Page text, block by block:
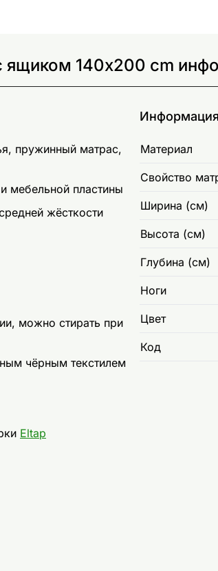
ящиком 140x200 cm
пружинный матрас,
мебельной пластины
жёсткости
можно стирать при
чёрным текстилем
Eltap
Материал
Свойство
Ширина (см)
Высота (см)
Глубина (см)
Ноги
Цвет
Код